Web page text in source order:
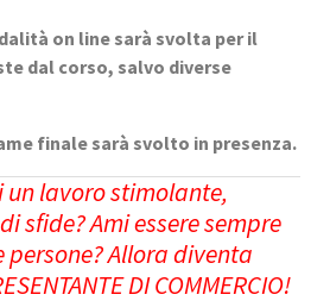
on line sarà svolta per il
dal corso, salvo diverse
finale sarà svolto in presenza.
un lavoro stimolante,
sfide? Ami essere sempre
Allora diventa
DI COMMERCIO!